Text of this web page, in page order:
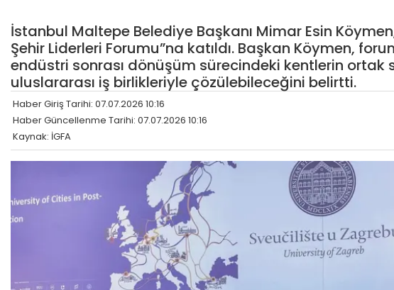
İstanbul Maltepe Belediye Başkanı Mimar Esin
Şehir Liderleri Forumu”na katıldı. Başkan Köymen,
endüstri sonrası dönüşüm sürecindeki kentlerin ortak
uluslararası iş birlikleriyle çözülebileceğini belirtti.
Haber Giriş Tarihi: 07.07.2026 10:16
Haber Güncellenme Tarihi: 07.07.2026 10:16
Kaynak: İGFA